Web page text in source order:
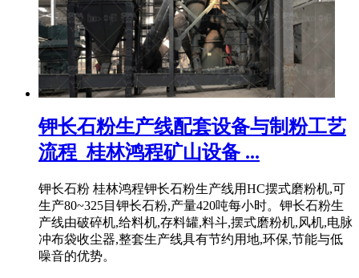
钾长石粉生产线配套设备与制粉工艺
流程_桂林鸿程矿山设备 ...
钾长石粉 桂林鸿程钾长石粉生产线用HC摆式磨粉机,可
生产80~325目钾长石粉,产量420吨每小时。钾长石粉生
产线由破碎机,给料机,存料罐,料斗,摆式磨粉机,风机,电脉
冲布袋收尘器,整套生产线具有节约用地,环保,节能与低
噪音的优势。